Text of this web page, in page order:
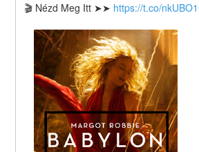
🎬 Nézd Meg Itt ➤➤ https://t.co/